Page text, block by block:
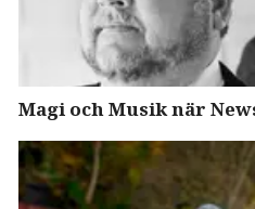
Magi och Musik när